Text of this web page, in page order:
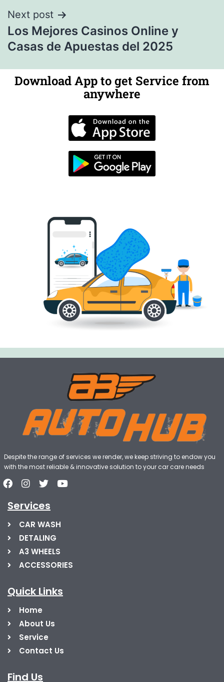
Next post
Los Mejores Casinos Online y
Casas de Apuestas del 2025
Download App to get Service from
anywhere
Despite the range of services we render, we keep striving to endow you
with the most reliable & innovative solution to your car care needs
Services
CAR WASH
DETALING
A3 WHEELS
ACCESSORIES
Quick Links
Home
About Us
Service
Contact Us
Find Us